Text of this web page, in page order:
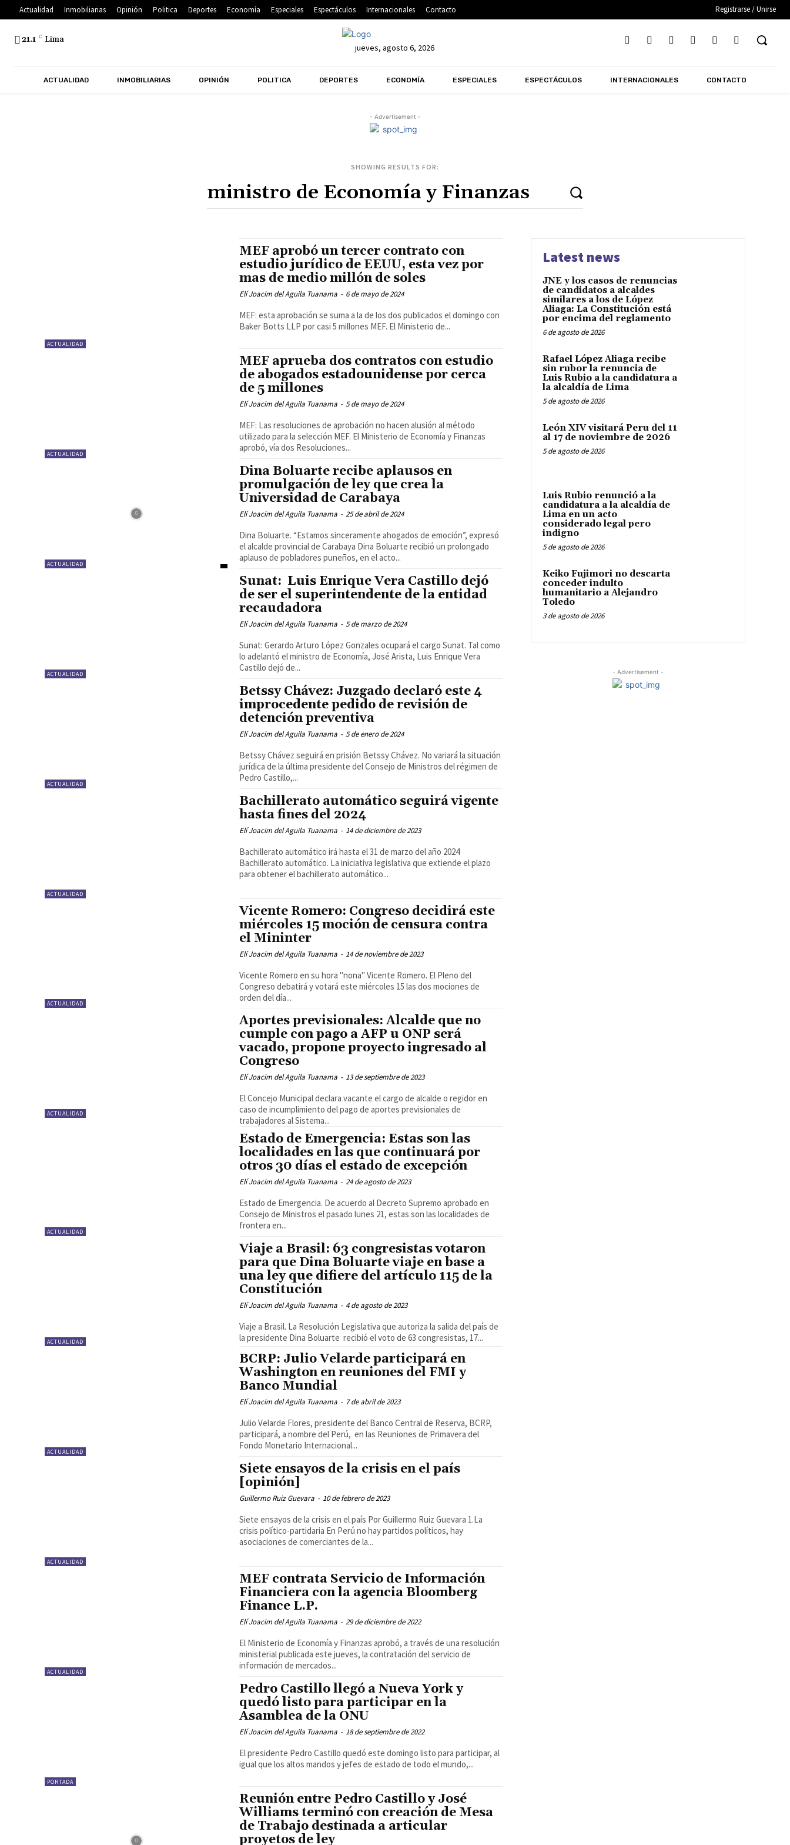
Actualidad Inmobiliarias Opinión Politica Deportes Economía Especiales Espectáculos Internacionales Contacto Registrarse / Unirse
21.1 C Lima
jueves, agosto 6, 2026
ACTUALIDAD INMOBILIARIAS OPINIÓN POLITICA DEPORTES ECONOMÍA ESPECIALES ESPECTÁCULOS INTERNACIONALES CONTACTO
- Advertisement -
SHOWING RESULTS FOR:
ACTUALIDAD
MEF aprobó un tercer contrato con
estudio jurídico de EEUU, esta vez por
mas de medio millón de soles
Elí Joacim del Aguila Tuanama - 6 de mayo de 2024
MEF: esta aprobación se suma a la de los dos publicados el domingo con
Baker Botts LLP por casi 5 millones MEF. El Ministerio de...
ACTUALIDAD
MEF aprueba dos contratos con estudio
de abogados estadounidense por cerca
de 5 millones
Elí Joacim del Aguila Tuanama - 5 de mayo de 2024
MEF: Las resoluciones de aprobación no hacen alusión al método
utilizado para la selección MEF. El Ministerio de Economía y Finanzas
aprobó, vía dos Resoluciones...
ACTUALIDAD
Dina Boluarte recibe aplausos en
promulgación de ley que crea la
Universidad de Carabaya
Elí Joacim del Aguila Tuanama - 25 de abril de 2024
Dina Boluarte. “Estamos sinceramente ahogados de emoción”, expresó
el alcalde provincial de Carabaya Dina Boluarte recibió un prolongado
aplauso de pobladores puneños, en el acto...
ACTUALIDAD
Sunat: Luis Enrique Vera Castillo dejó
de ser el superintendente de la entidad
recaudadora
Elí Joacim del Aguila Tuanama - 5 de marzo de 2024
Sunat: Gerardo Arturo López Gonzales ocupará el cargo Sunat. Tal como
lo adelantó el ministro de Economía, José Arista, Luis Enrique Vera
Castillo dejó de...
ACTUALIDAD
Betssy Chávez: Juzgado declaró este 4
improcedente pedido de revisión de
detención preventiva
Elí Joacim del Aguila Tuanama - 5 de enero de 2024
Betssy Chávez seguirá en prisión Betssy Chávez. No variará la situación
jurídica de la última presidente del Consejo de Ministros del régimen de
Pedro Castillo,...
ACTUALIDAD
Bachillerato automático seguirá vigente
hasta fines del 2024
Elí Joacim del Aguila Tuanama - 14 de diciembre de 2023
Bachillerato automático irá hasta el 31 de marzo del año 2024
Bachillerato automático. La iniciativa legislativa que extiende el plazo
para obtener el bachillerato automático...
ACTUALIDAD
Vicente Romero: Congreso decidirá este
miércoles 15 moción de censura contra
el Mininter
Elí Joacim del Aguila Tuanama - 14 de noviembre de 2023
Vicente Romero en su hora "nona" Vicente Romero. El Pleno del
Congreso debatirá y votará este miércoles 15 las dos mociones de
orden del día...
ACTUALIDAD
Aportes previsionales: Alcalde que no
cumple con pago a AFP u ONP será
vacado, propone proyecto ingresado al
Congreso
Elí Joacim del Aguila Tuanama - 13 de septiembre de 2023
El Concejo Municipal declara vacante el cargo de alcalde o regidor en
caso de incumplimiento del pago de aportes previsionales de
trabajadores al Sistema...
ACTUALIDAD
Estado de Emergencia: Estas son las
localidades en las que continuará por
otros 30 días el estado de excepción
Elí Joacim del Aguila Tuanama - 24 de agosto de 2023
Estado de Emergencia. De acuerdo al Decreto Supremo aprobado en
Consejo de Ministros el pasado lunes 21, estas son las localidades de
frontera en...
ACTUALIDAD
Viaje a Brasil: 63 congresistas votaron
para que Dina Boluarte viaje en base a
una ley que difiere del artículo 115 de la
Constitución
Elí Joacim del Aguila Tuanama - 4 de agosto de 2023
Viaje a Brasil. La Resolución Legislativa que autoriza la salida del país de
la presidente Dina Boluarte recibió el voto de 63 congresistas, 17...
ACTUALIDAD
BCRP: Julio Velarde participará en
Washington en reuniones del FMI y
Banco Mundial
Elí Joacim del Aguila Tuanama - 7 de abril de 2023
Julio Velarde Flores, presidente del Banco Central de Reserva, BCRP,
participará, a nombre del Perú, en las Reuniones de Primavera del
Fondo Monetario Internacional...
ACTUALIDAD
Siete ensayos de la crisis en el país
[opinión]
Guillermo Ruiz Guevara - 10 de febrero de 2023
Siete ensayos de la crisis en el país Por Guillermo Ruiz Guevara 1.La
crisis político-partidaria En Perú no hay partidos políticos, hay
asociaciones de comerciantes de la...
ACTUALIDAD
MEF contrata Servicio de Información
Financiera con la agencia Bloomberg
Finance L.P.
Elí Joacim del Aguila Tuanama - 29 de diciembre de 2022
El Ministerio de Economía y Finanzas aprobó, a través de una resolución
ministerial publicada este jueves, la contratación del servicio de
información de mercados...
PORTADA
Pedro Castillo llegó a Nueva York y
quedó listo para participar en la
Asamblea de la ONU
Elí Joacim del Aguila Tuanama - 18 de septiembre de 2022
El presidente Pedro Castillo quedó este domingo listo para participar, al
igual que los altos mandos y jefes de estado de todo el mundo,...
Reunión entre Pedro Castillo y José
Williams terminó con creación de Mesa
de Trabajo destinada a articular
proyetos de ley
Latest news
JNE y los casos de renuncias
de candidatos a alcaldes
similares a los de López
Aliaga: La Constitución está
por encima del reglamento
6 de agosto de 2026
Rafael López Aliaga recibe
sin rubor la renuncia de
Luis Rubio a la candidatura a
la alcaldía de Lima
5 de agosto de 2026
León XIV visitará Peru del 11
al 17 de noviembre de 2026
5 de agosto de 2026
Luis Rubio renunció a la
candidatura a la alcaldía de
Lima en un acto
considerado legal pero
indigno
5 de agosto de 2026
Keiko Fujimori no descarta
conceder indulto
humanitario a Alejandro
Toledo
3 de agosto de 2026
- Advertisement -